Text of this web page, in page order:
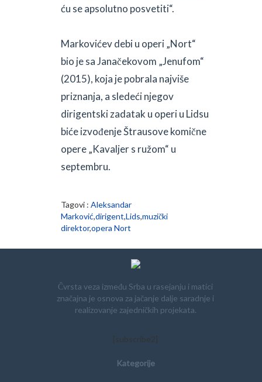
ću se apsolutno posvetiti“.
Markovićev debi u operi „Nort“
bio je sa Janačekovom „Jenufom“
(2015), koja je pobrala najviše
priznanja, a sledeći njegov
dirigentski zadatak u operi u Lidsu
biće izvođenje Štrausove komične
opere „Kavaljer s ružom“ u
septembru.
Tagovi : Aleksandar
Marković,dirigent,Lids,muzički
direktor,opera Nort
Čvrsta veza između Srba u rasejanju i matici
značajna je osnova za jačanje dalje saradnje i
realizovanje zajedničkih projekata.
[subscribe2]
Kategorije